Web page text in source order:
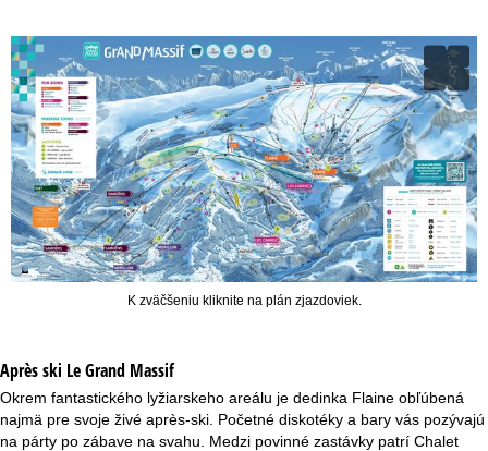
K zväčšeniu kliknite na plán zjazdoviek.
Après ski Le Grand Massif
Okrem fantastického lyžiarskeho areálu je dedinka Flaine obľúbená
najmä pre svoje živé après-ski. Početné diskotéky a bary vás pozývajú
na párty po zábave na svahu. Medzi povinné zastávky patrí Chalet